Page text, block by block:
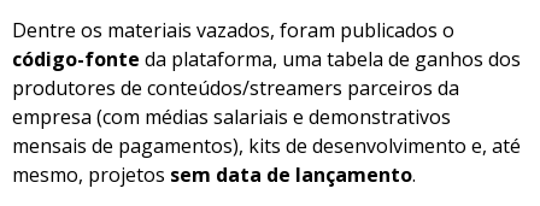
Dentre os materiais vazados, foram publicados o
código-fonte da plataforma, uma tabela de ganhos dos
produtores de conteúdos/streamers parceiros da
empresa (com médias salariais e demonstrativos
mensais de pagamentos), kits de desenvolvimento e, até
mesmo, projetos sem data de lançamento.